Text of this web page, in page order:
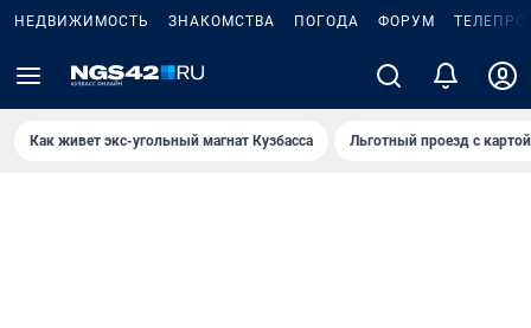
НЕДВИЖИМОСТЬ ЗНАКОМСТВА ПОГОДА ФОРУМ
Как живет экс-угольный магнат Кузбасса Льготный проезд с